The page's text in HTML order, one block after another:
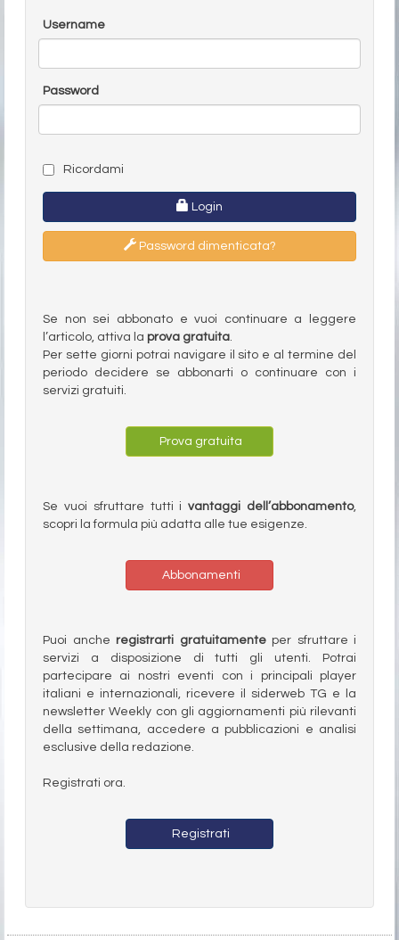
Username
Password
Ricordami
Login
Password dimenticata?
Se non sei abbonato e vuoi continuare a leggere
l’articolo, attiva la prova gratuita.
Per sette giorni potrai navigare il sito e al termine del
periodo decidere se abbonarti o continuare con i
servizi gratuiti.
Prova gratuita
Se vuoi sfruttare tutti ivantaggi dell’abbonamento,
scopri la formula più adatta alle tue esigenze.
Abbonamenti
Puoi anche registrarti gratuitamenteper sfruttare i
servizi a disposizione di tutti gli utenti. Potrai
partecipare ai nostri eventi con i principali player
italiani e internazionali, ricevere il siderweb TG e la
newsletter Weekly con gli aggiornamenti più rilevanti
della settimana, accedere a pubblicazioni e analisi
esclusive della redazione.
Registrati ora.
Registrati